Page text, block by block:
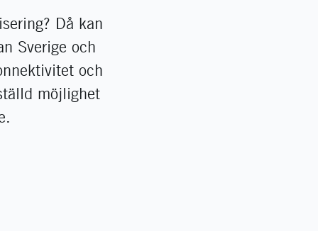
Då kan
Sverige och
och
möjlighet